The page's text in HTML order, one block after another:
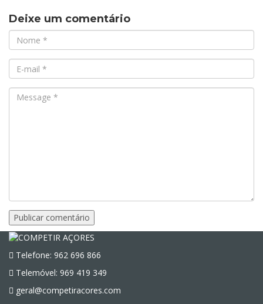
Deixe um comentário
Telefone: 962 696 866
Telemóvel: 969 419 349
geral@competiracores.com